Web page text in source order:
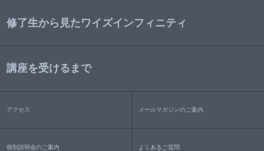
修了生から見たワイズインフィニティ
講座を受けるまで
アクセス メールマガジンのご案内
個別説明会のご案内 よくあるご質問